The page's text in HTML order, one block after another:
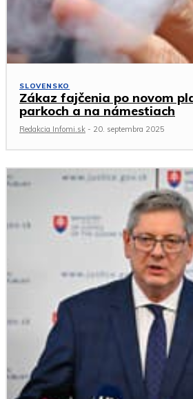
SLOVENSKO
Zákaz fajčenia po novom
parkoch a na námestiach
Redakcia Infomi.sk - 20. septembra 2025